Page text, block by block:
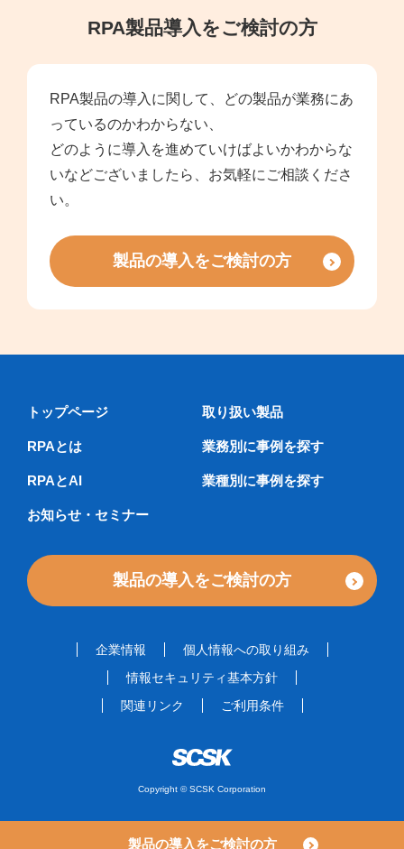
RPA製品導入をご検討の方
RPA製品の導入に関して、どの製品が業務にあ
っているのかわからない、
どのように導入を進めていけばよいかわからな
いなどございましたら、お気軽にご相談くださ
い。
製品の導入をご検討の方
トップページ
RPAとは
RPAとAI
取り扱い製品
業務別に事例を探す
業種別に事例を探す
お知らせ・セミナー
製品の導入をご検討の方
企業情報
個人情報への取り組み
情報セキュリティ基本方針
関連リンク
ご利用条件
Copyright © SCSK Corporation
製品の導入をご検討の方